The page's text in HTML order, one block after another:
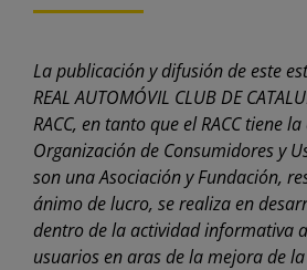
La publicación y difusión de este
REAL AUTOMÓVIL CLUB DE
RACC, en tanto que el RACC tiene
Organización de Consumidores y
son una Asociación y Fundación,
ánimo de lucro, se realiza en
dentro de la actividad informativa
usuarios en aras de la mejora de